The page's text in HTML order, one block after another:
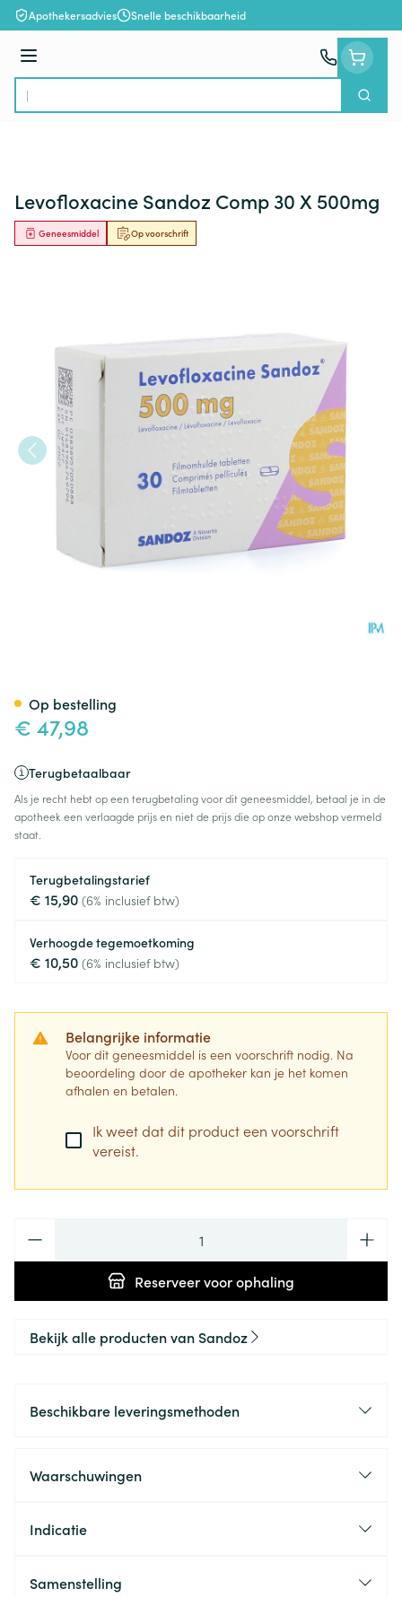
Ga naar de inhoud
Apothekersadvies Snelle beschikbaarheid
Menu
Product, merk, categorie...
Zoek
Levofloxacine Sandoz Comp 30 X 500mg
Op voorschrift
Geneesmiddel
€ 47,98
Terugbetaalbaar
Als je recht hebt op een terugbetaling voor dit geneesmiddel, betaal je in de
apotheek een verlaagde prijs en niet de prijs die op onze webshop vermeld
staat.
Terugbetalingstarief
€ 15,90 (6% inclusief btw)
Verhoogde tegemoetkoming
€ 10,50 (6% inclusief btw)
Belangrijke informatie
Voor dit geneesmiddel is een voorschrift nodig. Na
beoordeling door de apotheker kan je het komen
afhalen en betalen.
Ik weet dat dit product een voorschrift
vereist.
Reserveervoor ophaling
Op bestelling
Bekijk alle producten van Sandoz
Beschikbare leveringsmethoden
Waarschuwingen
Indicatie
Samenstelling